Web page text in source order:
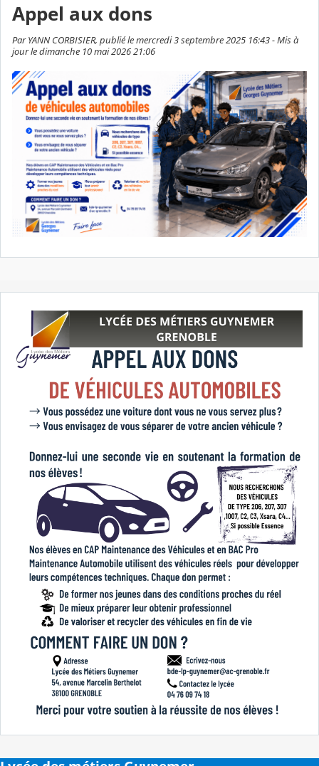
Appel aux dons
Par YANN CORBISIER, publié le mercredi 3 septembre 2025 16:43 - Mis à
jour le dimanche 10 mai 2026 21:06